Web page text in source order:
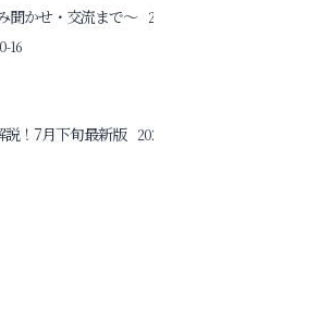
聞かせ・交流まで～ 2025-11-16
16
！7月下旬最新版 2025-07-16